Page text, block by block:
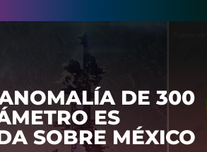
DE 300
ES
SOBRE MÉXICO